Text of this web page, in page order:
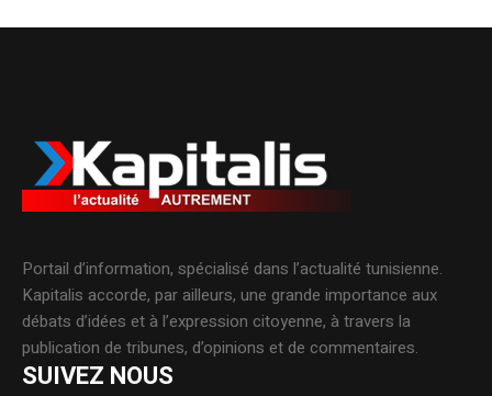
Portail d’information, spécialisé dans l’actualité tunisienne.
Kapitalis accorde, par ailleurs, une grande importance aux
débats d’idées et à l’expression citoyenne, à travers la
publication de tribunes, d’opinions et de commentaires.
SUIVEZ NOUS